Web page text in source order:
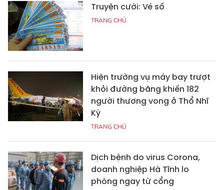
Truyện cười: Vé số
TRANG CHỦ
Hiện trường vụ máy bay trượt
khỏi đường băng khiến 182
người thương vong ở Thổ Nhĩ
Kỳ
TRANG CHỦ
Dịch bệnh do virus Corona,
doanh nghiệp Hà Tĩnh lo
phòng ngay từ cổng